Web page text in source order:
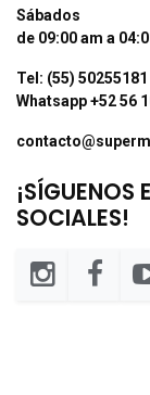
Sábados
de 09:00 am a
Tel: (55)
Whatsapp +52 56
¡SÍGUENOS
SOCIALES!